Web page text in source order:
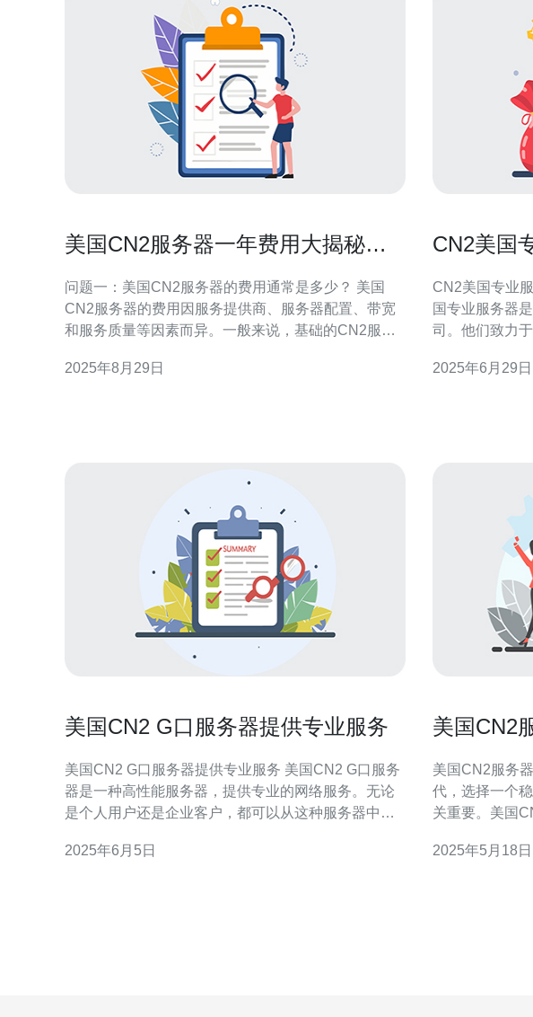
美国CN2服务器一年费用大揭秘，
问题一：美国CN2服务器的费用通常是多少？ 美国
CN2服务器的费用因服务提供商、服务器配置、带宽
和服务质量等因素而异。一般来说，基础的CN2服务
务器可能会更贵，费用可达5000美元甚至更高。不同
2025年8月29日
CN2美国
CN2美国专业服
国专业服务器
司。他们致力
个人用户还是
2025年6月29日
美国CN2 G口服务器提供专业服务
美国CN2 G口服务器提供专业服务 美国CN2 G口服务
器是一种高性能服务器，提供专业的网络服务。无论
是个人用户还是企业客户，都可以从这种服务器中获
提供的专业服务。 美国CN2 G口服务器采用了最先进
2025年6月5日
美国CN2
美国CN2服务器推
代，选择一个
关重要。美国
您介绍美国CN2服务
2025年5月18日